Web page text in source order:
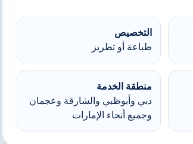
التخصيص
طباعة أو تطريز
منطقة الخدمة
دبي وأبوظبي والشارقة وعجمان
وجميع أنحاء الإمارات